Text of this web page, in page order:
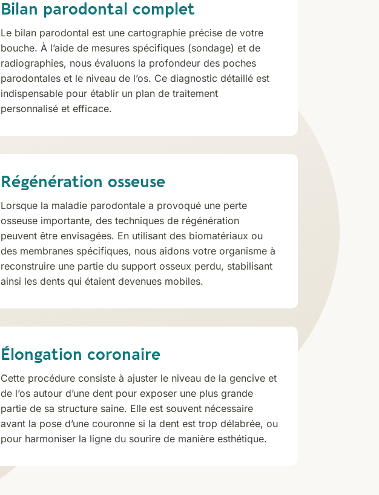
Bilan parodontal complet
Le bilan parodontal est une cartographie précise de votre
bouche. À l’aide de mesures spécifiques (sondage) et de
radiographies, nous évaluons la profondeur des poches
parodontales et le niveau de l’os. Ce diagnostic détaillé est
indispensable pour établir un plan de traitement
personnalisé et efficace.
Régénération osseuse
Lorsque la maladie parodontale a provoqué une perte
osseuse importante, des techniques de régénération
peuvent être envisagées. En utilisant des biomatériaux ou
des membranes spécifiques, nous aidons votre organisme à
reconstruire une partie du support osseux perdu, stabilisant
ainsi les dents qui étaient devenues mobiles.
Élongation coronaire
Cette procédure consiste à ajuster le niveau de la gencive et
de l’os autour d’une dent pour exposer une plus grande
partie de sa structure saine. Elle est souvent nécessaire
avant la pose d’une couronne si la dent est trop délabrée, ou
pour harmoniser la ligne du sourire de manière esthétique.